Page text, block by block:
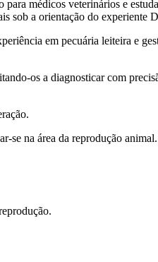
médicos veterinários e
sob a orientação do experiente
em pecuária leiteira e
os a diagnosticar com
na área da reprodução